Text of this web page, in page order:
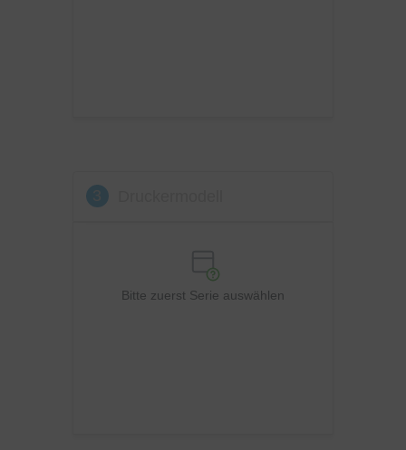
Bitte zuerst Serie auswählen